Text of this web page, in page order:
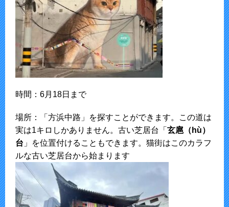
時間：6月18日まで
場所：「方浜中路」を探すことができます。この道は
実は1キロしかありません。古い芝居台「 玄扈（hù）
台 」を位置付けることもできます。猫街はこのカラフ
ルな古い芝居台から始まります